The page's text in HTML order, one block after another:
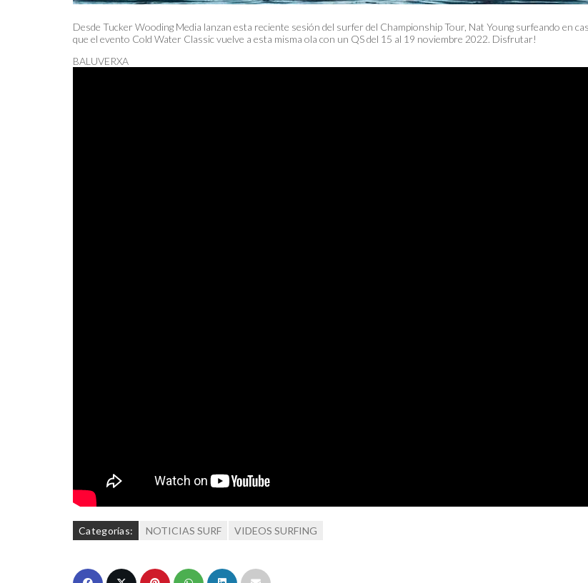
Desde Tucker Wooding Media lanzan esta reciente sesión del surfer del Championship Tour, Nat Young surfeando en
que el evento Cold Water Classic vuelve a esta misma ola con un QS del 15 al 19 noviembre 2022. Disfrutar!
BALUVERXA
Categorías: NOTICIAS SURF VIDEOS SURFING